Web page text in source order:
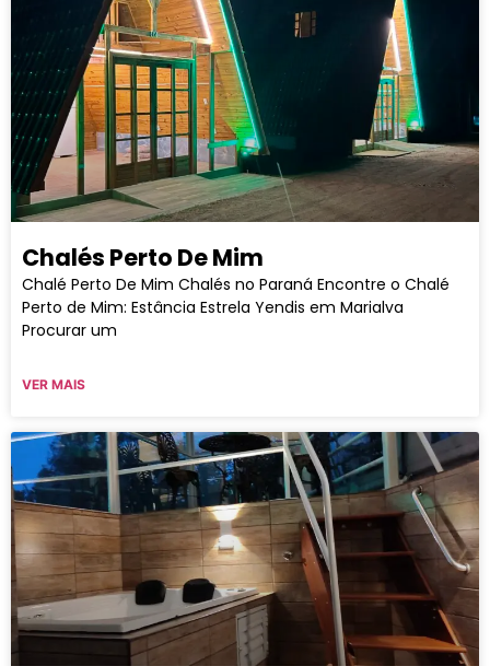
Chalés Perto De Mim
Chalé Perto De Mim Chalés no Paraná Encontre o Chalé
Perto de Mim: Estância Estrela Yendis em Marialva
Procurar um
VER MAIS